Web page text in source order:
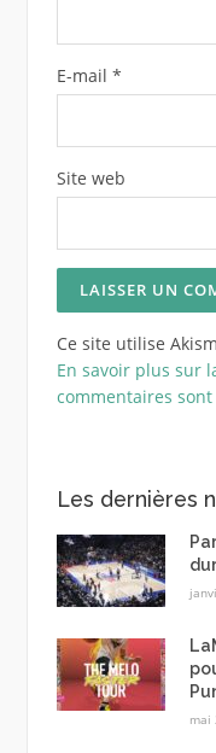
E-mail *
Site web
Ce site utilise
En savoir plus sur
commentaires
Les dernières
mai